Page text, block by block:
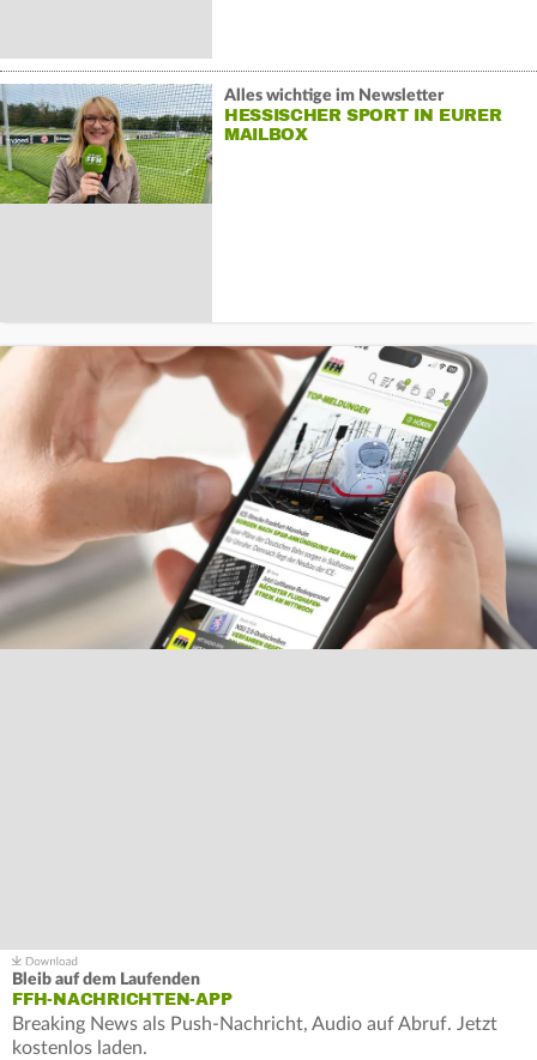
Alles wichtige im Newsletter
HESSISCHER SPORT IN EURER
MAILBOX
Bleib auf dem Laufenden
FFH-NACHRICHTEN-APP
Breaking News als Push-Nachricht, Audio auf Abruf. Jetzt
kostenlos laden.